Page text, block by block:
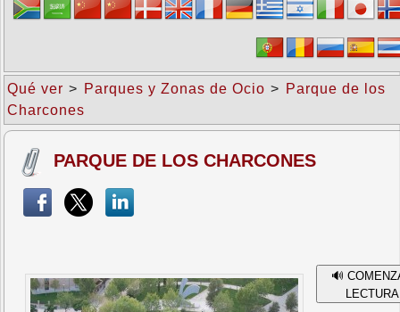
Qué ver > Parques y Zonas de Ocio > Parque de los
Charcones
PARQUE DE LOS CHARCONES
🔊
LECTURA